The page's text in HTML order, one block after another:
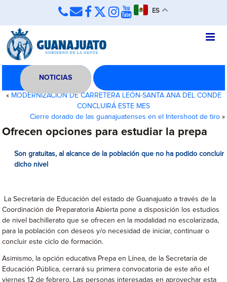
ES
NOTICIAS
« MODERNIZACIÓN DE CARRETERA LEÓN-SANTA ANA DEL CONDE
CONCLUIRÁ ESTE MES
Cierre dorado de las guanajuatenses en el Intershoot de tiro»
Ofrecen opciones para estudiar la prepa
Son gratuitas, al alcance de la población que no ha podido concluir
dicho nivel
La Secretaría de Educación del estado de Guanajuato a través de la
Coordinación de Preparatoria Abierta pone a disposición los estudios
de nivel bachillerato que se ofrecen en la modalidad no escolarizada,
para la población con deseos y/o necesidad de iniciar, continuar o
concluir este ciclo de formación.
Asimismo, la opción educativa Prepa en Línea, de la Secretaría de
Educación Pública, cerrará su primera convocatoria de este año el
viernes 12 de febrero. Las personas interesadas en aprovechar esta